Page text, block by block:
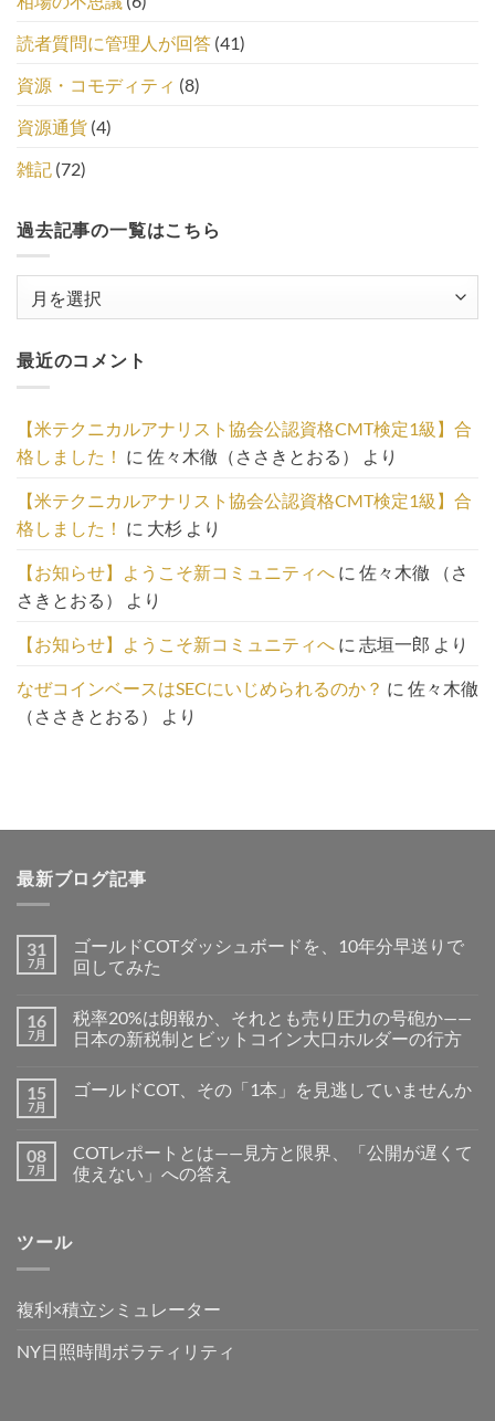
読者質問に管理人が回答 (41)
資源・コモディティ (8)
資源通貨 (4)
雑記 (72)
過去記事の一覧はこちら
事
の
覧
は
こ
ち
ら
最近のコメント
【米テクニカルアナリスト協会公認資格CMT検定1級】合
格しました！ に 佐々木徹（ささきとおる） より
【米テクニカルアナリスト協会公認資格CMT検定1級】合
格しました！ に 大杉 より
【お知らせ】ようこそ新コミュニティへ に 佐々木徹 （さ
さきとおる）
より
【お知らせ】ようこそ新コミュニティへ に 志垣一郎 より
なぜコインベースはSECにいじめられるのか？ に 佐々木徹
（ささきとおる）
より
最新ブログ記事
31
7月
ゴールドCOTダッシュボードを、10年分早送りで
回してみた
16
7月
税率20%は朗報か、それとも売り圧力の号砲か——
日本の新税制とビットコイン大口ホルダーの行方
15
7月
ゴールドCOT、その「1本」を見逃していませんか
08
7月
COTレポートとは——見方と限界、「公開が遅くて
使えない」への答え
ツール
複利×積立シミュレーター
NY日照時間ボラティリティ